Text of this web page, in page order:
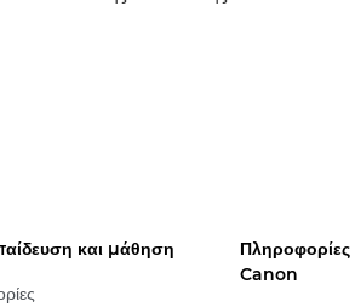
και μάθηση
Πληροφορίες
Canon